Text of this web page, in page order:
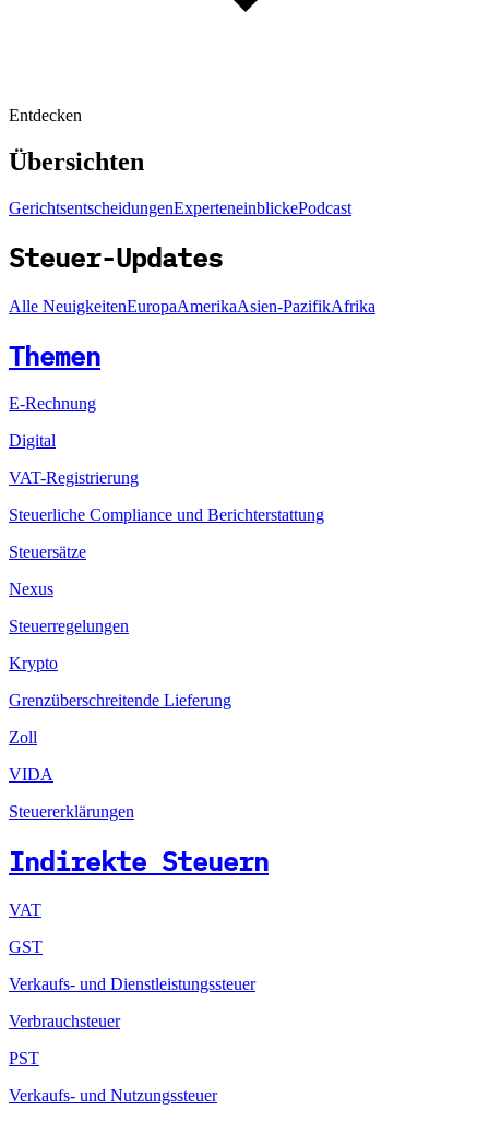
Entdecken
Übersichten
GerichtsentscheidungenExperteneinblickePodcast
Steuer-Updates
Alle NeuigkeitenEuropaAmerikaAsien-PazifikAfrika
Themen
E-Rechnung
Digital
VAT-Registrierung
Steuerliche Compliance und Berichterstattung
Steuersätze
Nexus
Steuerregelungen
Krypto
Grenzüberschreitende Lieferung
Zoll
VIDA
Steuererklärungen
Indirekte Steuern
VAT
GST
Verkaufs- und Dienstleistungssteuer
Verbrauchsteuer
PST
Verkaufs- und Nutzungssteuer